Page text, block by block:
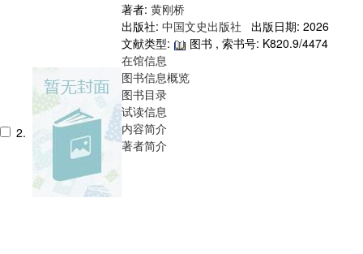
2.
著者: 黄刚桥
出版社: 中国文史出版社
出版日期: 2026
文献类型:
图书 , 索书号: K820.9/4474
在馆信息
图书信息概览
图书目录
试读信息
内容简介
著者简介